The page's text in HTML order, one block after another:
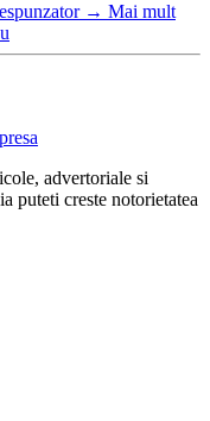
→ Mai mult
advertoriale si
puteti creste notorietatea